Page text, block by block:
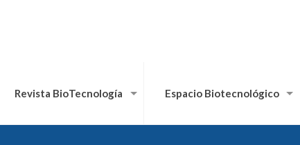
Revista BioTecnología Espacio Biotecnológico